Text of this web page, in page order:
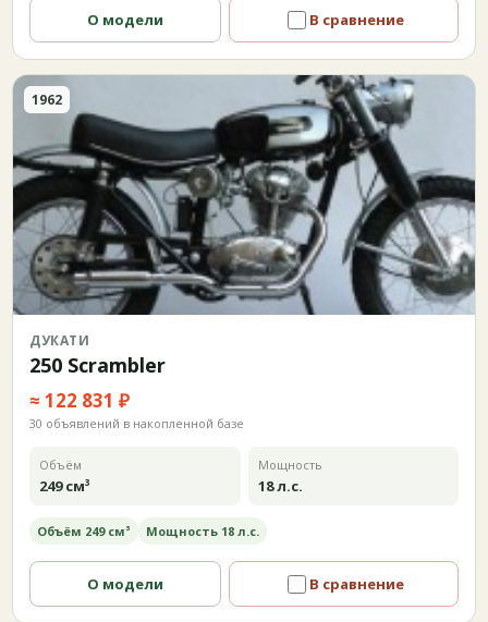
О модели В сравнение
1962
ДУКАТИ
250 Scrambler
≈ 122 831 ₽
30 объявлений в накопленной базе
Объём
249 см³
Мощность
18 л.с.
Объём 249 см³ Мощность 18 л.с.
О модели В сравнение